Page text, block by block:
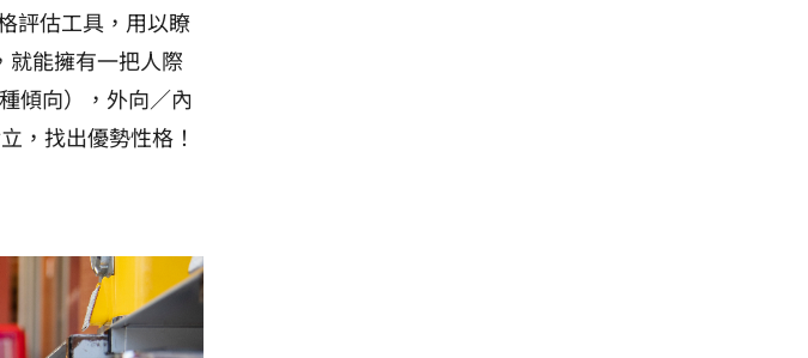
評估工具，用以瞭
就能擁有一把人際
傾向），外向／內
，找出優勢性格！